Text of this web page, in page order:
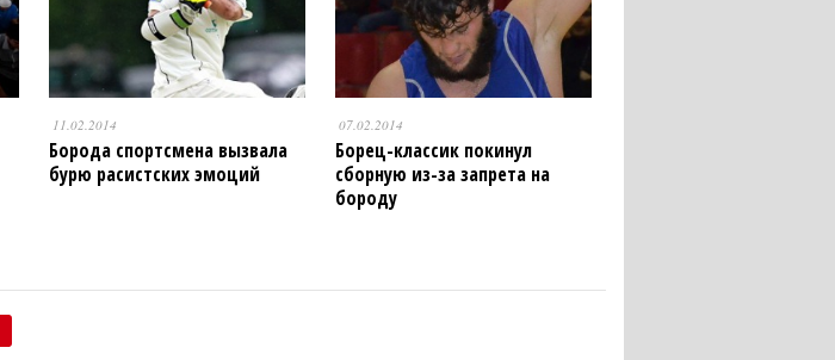
11.02.2014
Борода спортсмена вызвала
бурю расистских эмоций
07.02.2014
Борец-классик покинул
сборную из-за запрета на
бороду